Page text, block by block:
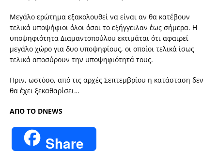
Μεγάλο ερώτημα εξακολουθεί να είναι αν θα κατέβουν
τελικά υποψήφιοι όλοι όσοι το εξήγγειλαν έως σήμερα. Η
υποψηφιότητα Διαμαντοπούλου εκτιμάται ότι αφαιρεί
μεγάλο χώρο για δυο υποψηφίους, οι οποίοι τελικά ίσως
τελικά αποσύρουν την υποψηφιότητά τους.
Πριν, ωστόσο, από τις αρχές Σεπτεμβρίου η κατάσταση δεν
θα έχει ξεκαθαρίσει…
ΑΠΟ ΤΟ DNEWS
Share